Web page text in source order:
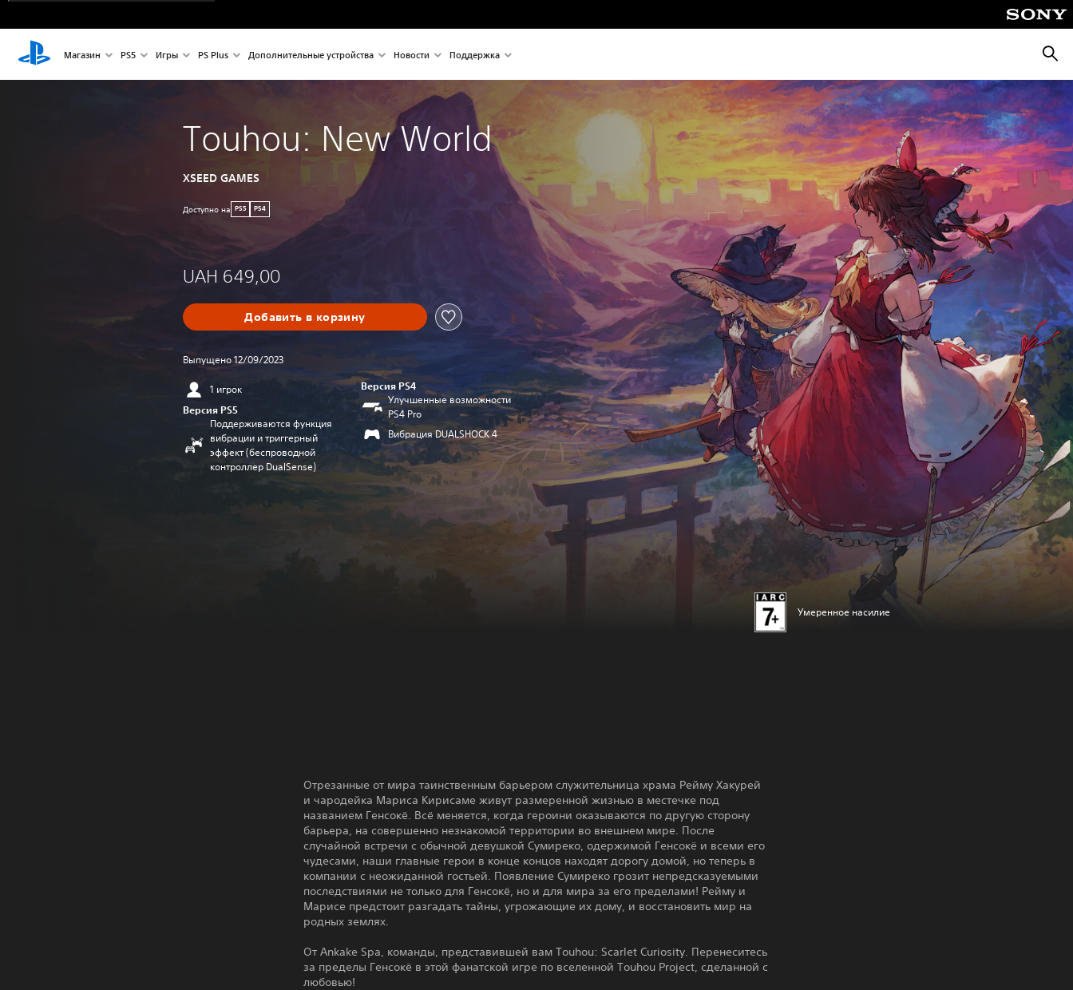
Магазин PS5 Игры PS Plus Дополнительные устройства Новости Поддержка
Touhou: New World
XSEED GAMES
Доступно на PS5 PS4
UAH 649,00
Добавить в корзину
Выпущено 12/09/2023
1 игрок
Версия PS5
Поддерживаются функция
вибрации и триггерный
эффект (беспроводной
контроллер DualSense)
Версия PS4
Улучшенные возможности
PS4 Pro
Вибрация DUALSHOCK 4
Умеренное насилие
Отрезанные от мира таинственным барьером служительница храма Рейму Хакурей
и чародейка Мариса Кирисаме живут размеренной жизнью в местечке под
названием Генсокё. Всё меняется, когда героини оказываются по другую сторону
барьера, на совершенно незнакомой территории во внешнем мире. После
случайной встречи с обычной девушкой Сумиреко, одержимой Генсокё и всеми его
чудесами, наши главные герои в конце концов находят дорогу домой, но теперь в
компании с неожиданной гостьей. Появление Сумиреко грозит непредсказуемыми
последствиями не только для Генсокё, но и для мира за его пределами! Рейму и
Марисе предстоит разгадать тайны, угрожающие их дому, и восстановить мир на
родных землях.
От Ankake Spa, команды, представившей вам Touhou: Scarlet Curiosity. Перенеситесь
за пределы Генсокё в этой фанатской игре по вселенной Touhou Project, сделанной с
любовью!